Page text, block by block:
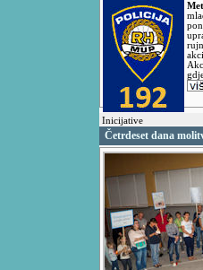
Inicijative
Četrdeset dana